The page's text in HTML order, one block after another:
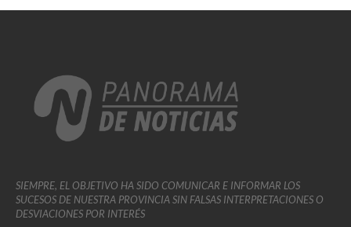
SIEMPRE, EL OBJETIVO HA SIDO COMUNICAR E INFORMAR LOS
SUCESOS DE NUESTRA PROVINCIA SIN FALSAS INTERPRETACIONES O
DESVIACIONES POR INTERÉS